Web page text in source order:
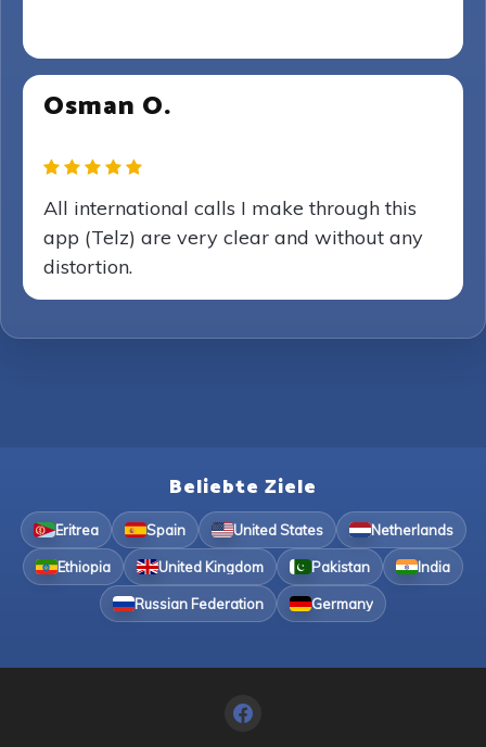
Osman O.
All international calls I make through this
app (Telz) are very clear and without any
distortion.
Beliebte Ziele
Eritrea Spain United States Netherlands
Ethiopia United Kingdom Pakistan India
Russian Federation Germany